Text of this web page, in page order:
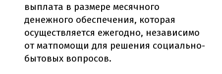
выплата в размере месячного
денежного обеспечения, которая
осуществляется ежегодно, независимо
от матпомощи для решения социально-
бытовых вопросов.